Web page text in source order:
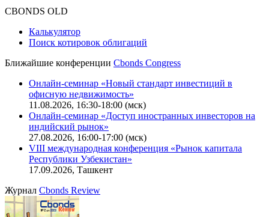
Оферта для юридических лиц
IT-аккредитация
Поиск котировок облигаций
Ближайшие конференцииCbonds Congress
Онлайн-семинар «Новый стандарт инвестиций в
офисную недвижимость»
11.08.2026, 16:30-18:00 (мск)
Онлайн-семинар «Доступ иностранных инвесторов на
индийский рынок»
VIII международная конференция «Рынок капитала
Республики Узбекистан»
17.09.2026, Ташкент